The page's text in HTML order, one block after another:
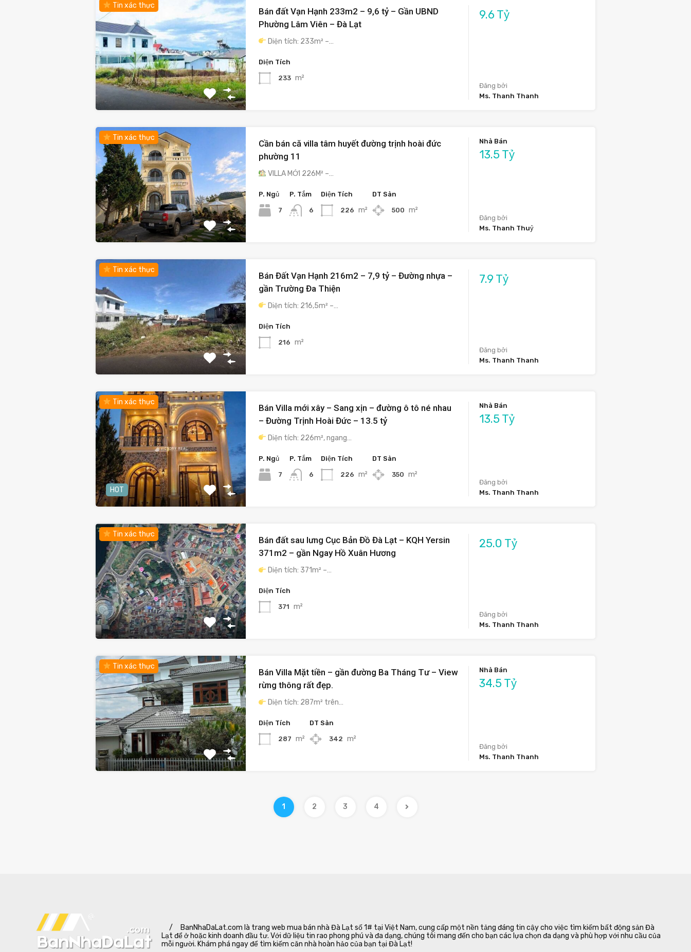
Tin xác thực
Bán đất Vạn Hạnh 233m2 – 9,6 tỷ – Gần UBND
Phường Lâm Viên – Đà Lạt
Diện tích: 233m² –…
Diện Tích
233 m²
9.6 Tỷ
Đăng bởi
Ms. Thanh Thanh
Tin xác thực
Cần bán că villa tâm huyết đường trịnh hoài đức
phường 11
VILLA MỚI 226M² –…
P. Ngủ
7
P. Tắm
6
Diện Tích
226 m²
DT Sàn
500 m²
Nhà Bán
13.5 Tỷ
Đăng bởi
Ms. Thanh Thuỷ
Tin xác thực
Bán Đất Vạn Hạnh 216m2 – 7,9 tỷ – Đường nhựa –
gần Trường Đa Thiện
Diện tích: 216,5m² –…
Diện Tích
216 m²
7.9 Tỷ
Đăng bởi
Ms. Thanh Thanh
Tin xác thực
HOT
Bán Villa mới xây – Sang xịn – đường ô tô né nhau
– Đường Trịnh Hoài Đức – 13.5 tỷ
Diện tích: 226m², ngang…
P. Ngủ
7
P. Tắm
6
Diện Tích
226 m²
DT Sàn
350 m²
Nhà Bán
13.5 Tỷ
Đăng bởi
Ms. Thanh Thanh
Tin xác thực
Bán đất sau lưng Cục Bản Đồ Đà Lạt – KQH Yersin
371m2 – gần Ngay Hồ Xuân Hương
Diện tích: 371m² –…
Diện Tích
371 m²
25.0 Tỷ
Đăng bởi
Ms. Thanh Thanh
Tin xác thực
Bán Villa Mặt tiền – gần đường Ba Tháng Tư – View
rừng thông rất đẹp.
Diện tích: 287m² trên…
Diện Tích
287 m²
DT Sàn
342 m²
Nhà Bán
34.5 Tỷ
Đăng bởi
Ms. Thanh Thanh
1 2 3 4
/
BanNhaDaLat.com là trang web mua bán nhà Đà Lạt số 1# tại Việt Nam, cung cấp một nền tảng đáng tin cậy cho việc tìm kiếm bất động sản Đà
Lạt để ở hoặc kinh doanh đầu tư. Với dữ liệu tin rao phong phú và đa dạng, chúng tôi mang đến cho bạn các lựa chọn đa dạng và phù hợp với nhu cầu của
mỗi người. Khám phá ngay để tìm kiếm căn nhà hoàn hảo của bạn tại Đà Lạt!